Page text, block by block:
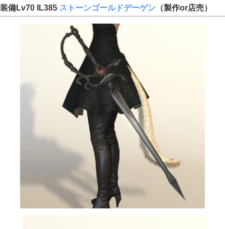
装備Lv70 IL385 ストーンゴールドデーゲン （製作or店売）